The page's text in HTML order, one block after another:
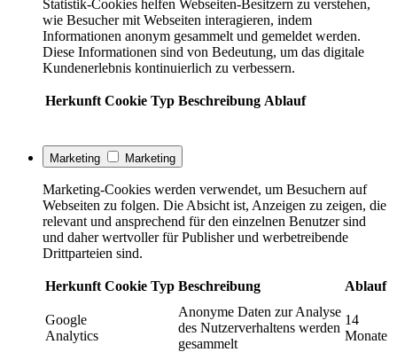
Statistik-Cookies helfen Webseiten-Besitzern zu verstehen,
wie Besucher mit Webseiten interagieren, indem
Informationen anonym gesammelt und gemeldet werden.
Diese Informationen sind von Bedeutung, um das digitale
Kundenerlebnis kontinuierlich zu verbessern.
Herkunft Cookie Typ Beschreibung Ablauf
Marketing Marketing
Marketing-Cookies werden verwendet, um Besuchern auf
Webseiten zu folgen. Die Absicht ist, Anzeigen zu zeigen, die
relevant und ansprechend für den einzelnen Benutzer sind
und daher wertvoller für Publisher und werbetreibende
Drittparteien sind.
Herkunft Cookie Typ Beschreibung Ablauf
Google
Analytics
Anonyme Daten zur Analyse
des Nutzerverhaltens werden
gesammelt
14
Monate